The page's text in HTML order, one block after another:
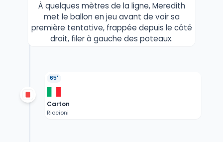
À quelques mètres de la ligne, Meredith
met le ballon en jeu avant de voir sa
première tentative, frappée depuis le côté
droit, filer à gauche des poteaux.
65'
Carton
Riccioni